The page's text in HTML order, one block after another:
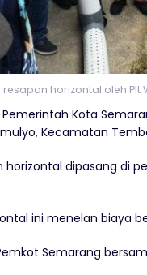
horizontal oleh Plt
Pemerintah Kota
Kecamatan
horizontal dipasang di
ini menelan biaya
Semarang